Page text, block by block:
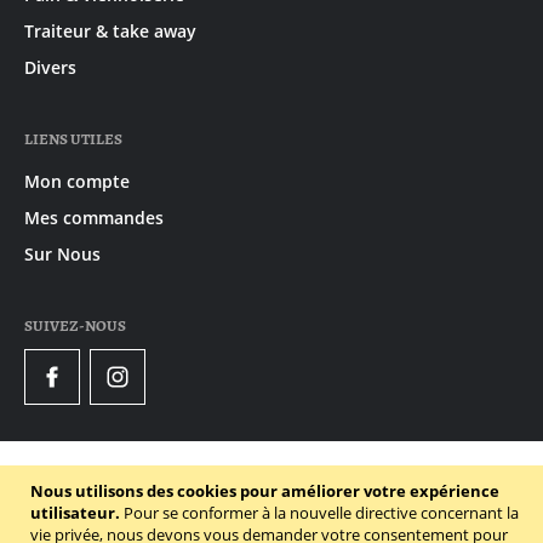
Nous utilisons des cookies pour améliorer votre expérience
utilisateur. Pour se conformer à la nouvelle directive concernant la
vie privée, nous devons vous demander votre consentement pour
Traiteur & take away
Divers
LIENS UTILES
Mon compte
Mes commandes
Sur Nous
SUIVEZ-NOUS
FacebookInstagram
Politique de confidentialité